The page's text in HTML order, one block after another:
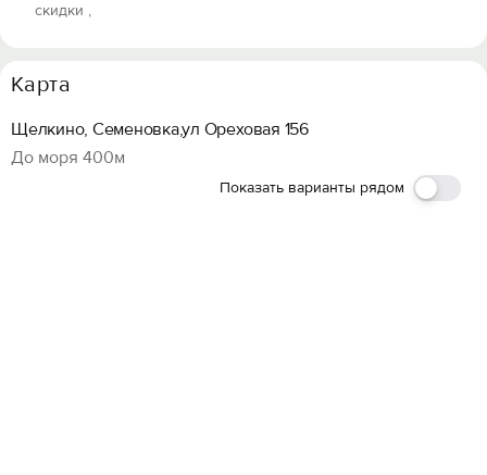
скидки ,
Карта
Щелкино, Семеновка,ул Ореховая 156
До моря 400м
Показать варианты рядом